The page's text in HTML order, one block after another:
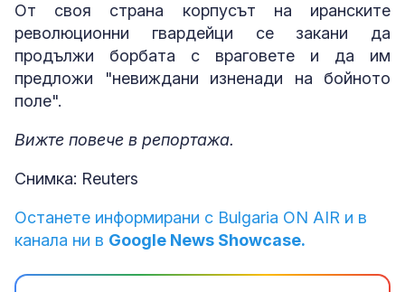
От своя страна корпусът на иранските
революционни гвардейци се закани да
продължи борбата с враговете и да им
предложи "невиждани изненади на бойното
поле".
Вижте повече в репортажа.
Снимка: Reuters
Останете информирани с Bulgaria ON AIR и в
канала ни в Google News Showcase.